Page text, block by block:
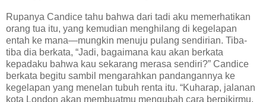
Rupanya Candice tahu bahwa dari tadi aku memerhatikan
orang tua itu, yang kemudian menghilang di kegelapan
entah ke mana—mungkin menuju pulang sendirian. Tiba-
tiba dia berkata, “Jadi, bagaimana kau akan berkata
kepadaku bahwa kau sekarang merasa sendiri?” Candice
berkata begitu sambil mengarahkan pandangannya ke
kegelapan yang menelan tubuh renta itu. “Kuharap, jalanan
kota London akan membuatmu mengubah cara berpikirmu.